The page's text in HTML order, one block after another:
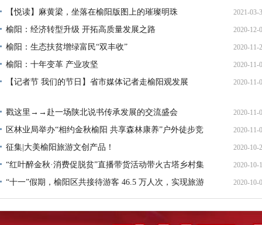
【悦读】麻黄梁，坐落在榆阳版图上的璀璨明珠 2021-03-
榆阳：经济转型升级 开拓高质量发展之路 2020-12-
榆阳：生态扶贫增绿富民“双丰收” 2020-11-
榆阳：十年变革 产业攻坚 2020-11-
【记者节 我们的节日】省市媒体记者走榆阳观发展 2020-11-
戳这里→→赴一场陕北说书传承发展的交流盛会 2020-11-
区林业局举办“相约金秋榆阳 共享森林康养”户外徒步竞
赛活动
2020-11-
征集|大美榆阳旅游文创产品！ 2020-10-
“红叶醉金秋·消费促脱贫”直播带货活动带火古塔乡村集
市
2020-10-
“十一”假期，榆阳区共接待游客 46.5 万人次，实现旅游
收入 1.74 亿元
2020-10-